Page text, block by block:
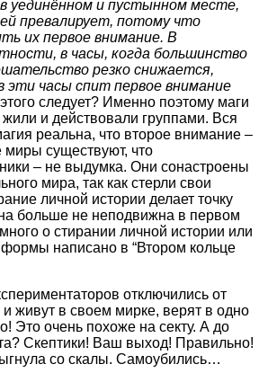
в уединённом и пустынном месте,
превалирует, потому что
их первое внимание. В
в часы, когда большинство
резко снижается,
эти часы спит первое внимание
следует? Именно поэтому маги
и действовали группами. Вся
реальна, что второе внимание –
существуют, что
– не выдумка. Они сонастроены
мира, так как стерли свои
личной истории делает точку
больше не неподвижна в первом
о стирании личной истории или
формы написано в “Втором кольце
отключились от
живут в своем мирке, верят в одно
Это очень похоже на секту. А до
Скептики! Ваш выход! Правильно!
со скалы. Самоубились…